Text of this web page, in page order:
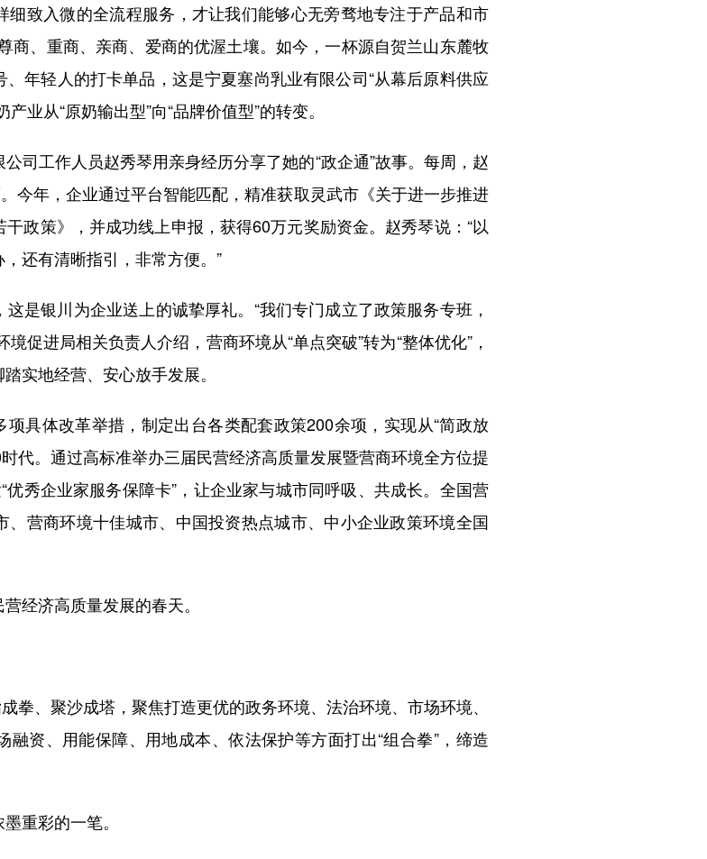
致入微的全流程服务，才让我们能够心无旁骛地专注于产品和市
商、重商、亲商、爱商的优渥土壤。如今，一杯源自贺兰山东麓牧
年轻人的打卡单品，这是宁夏塞尚乳业有限公司“从幕后原料供应
业从“原奶输出型”向“品牌价值型”的转变。
工作人员赵秀琴用亲身经历分享了她的“政企通”故事。每周，赵
今年，企业通过平台智能匹配，精准获取灵武市《关于进一步推进
政策》，并成功线上申报，获得60万元奖励资金。赵秀琴说：“以
还有清晰指引，非常方便。”
银川为企业送上的诚挚厚礼。“我们专门成立了政策服务专班，
境促进局相关负责人介绍，营商环境从“单点突破”转为“整体优化”，
实地经营、安心放手发展。
具体改革举措，制定出台各类配套政策200余项，实现从“简政放
代。通过高标准举办三届民营经济高质量发展暨营商环境全方位提
优秀企业家服务保障卡”，让企业家与城市同呼吸、共成长。全国营
营商环境十佳城市、中国投资热点城市、中小企业政策环境全国
济高质量发展的春天。
、聚沙成塔，聚焦打造更优的政务环境、法治环境、市场环境、
融资、用能保障、用地成本、依法保护等方面打出“组合拳”，缔造
重彩的一笔。